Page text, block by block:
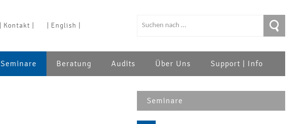
| Kontakt | | English |
Seminare Beratung Audits Über Uns Support | Info
Seminare